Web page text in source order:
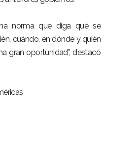
norma que diga qué se
cuándo, en dónde y quién
gran oportunidad”, destacó